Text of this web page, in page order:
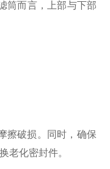
筒而言，上部与下部
擦破损。同时，确保
老化密封件。